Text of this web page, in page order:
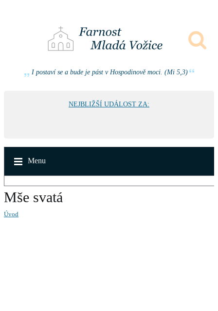
I postaví se a bude je pást v Hospodinově moci. (Mi 5,3)
NEJBLIŽŠÍ UDÁLOST ZA:
Menu
Mše svatá
Úvod